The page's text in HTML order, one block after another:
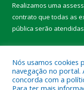
Realizamos uma
contrato que todas as
pública serão
Nós usamos cookies
navegação no portal.
concorda com a
Para ter mais